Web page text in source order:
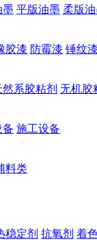
墨 平版油墨 柔版
胶漆 防霉漆 锤纹漆
然系胶粘剂 无机胶
备 施工设备
料类
稳定剂 抗氧剂 着